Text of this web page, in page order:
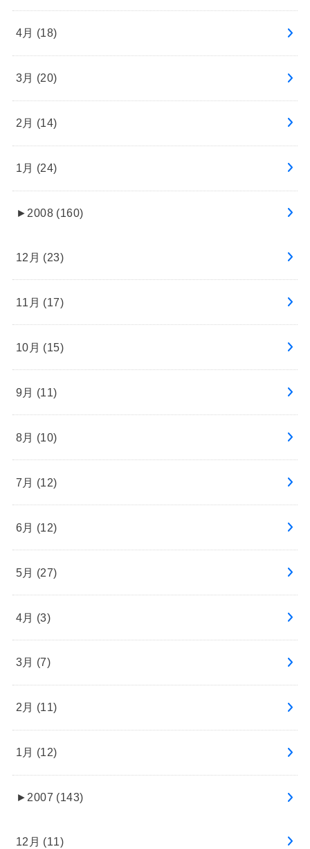
4月 (18)
3月 (20)
2月 (14)
1月 (24)
► 2008 (160)
12月 (23)
11月 (17)
10月 (15)
9月 (11)
8月 (10)
7月 (12)
6月 (12)
5月 (27)
4月 (3)
3月 (7)
2月 (11)
1月 (12)
► 2007 (143)
12月 (11)